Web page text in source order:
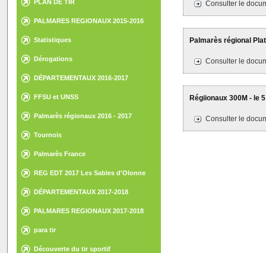
PLAN DE TIR
PALMARES REGIONAUX 2015-2016
Statistiques
Dérogations
DÉPARTEMENTAUX 2016-2017
FFSU et UNSS
Palmarès régionaux 2016 - 2017
Tournois
Palmarès France
REG EDT 2017 Les Sables d'Olonne
DÉPARTEMENTAUX 2017-2018
PALMARES REGIONAUX 2017-2018
para tir
Découverte du tir sportif
Consulter le
Palmarès régional
Consulter le
Régiionaux 300M - le
Consulter le